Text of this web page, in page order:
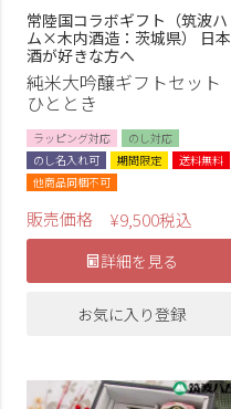
常陸国コラボギフト（筑波ハ
ム×木内酒造：茨城県） 日本
酒が好きな方へ
純米大吟醸ギフトセット
ひととき
ラッピング対応
のし対応
のし名入れ可
期間限定
送料無料
他商品同梱不可
販売価格 ¥9,500税込
詳細を見る
お気に入り登録